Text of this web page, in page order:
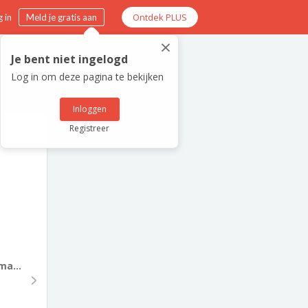
in Meld je gratis aan Ontdek PLUS
×
Je bent niet ingelogd
Log in om deze pagina te bekijken
Inloggen
Registreer